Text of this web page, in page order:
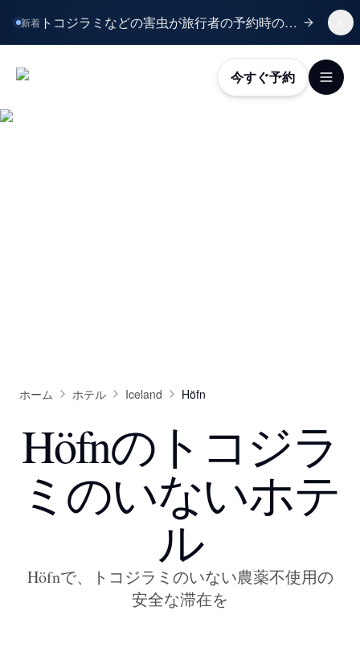
新着 トコジラミなどの害虫が旅行者の予約時の懸念第1位に。
今すぐ予約
ホーム ホテル Iceland Höfn
Höfnのトコジラ
ミのいないホテ
ル
Höfnで、トコジラミのいない農薬不使用の
安全な滞在を